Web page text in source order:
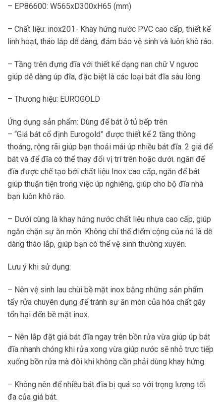
– EP86600: W565xD300xH65 (mm)
– Chất liệu: inox201- Khay hứng nước PVC cao cấp, thiết kế
linh hoạt, tháo lắp dễ dàng, đảm bảo vệ sinh và luôn khô ráo.
– Tầng trên đựng đĩa với thiết kế dạng nan chữ V ngược
giúp dễ dàng úp đĩa, đặc biệt là các loại bát đĩa sâu lòng
– Thương hiệu: EUROGOLD
Ứng dụng sản phẩm: Dùng để bát ở tủ bếp trên
– “Giá bát cố định Eurogold” được thiết kế 2 tầng thông
thoáng, rộng rãi giúp bạn thoải mái úp nhiều bát đĩa. 2 giá để
bát và để đĩa có thể thay đổi vị trí trên hoặc dưới. ngăn để
đĩa được chế tạo bởi chất liệu Inox cao cấp, ngăn để bát
giúp thuận tiện trong việc úp nghiêng, giúp cho bộ đĩa nhà
bạn luôn khô ráo.
– Dưới cùng là khay hứng nước chất liệu nhựa cao cấp, giúp
ngăn chặn sự ăn mòn. Không chỉ thế điểm cộng của nó là dễ
dàng tháo lắp, giúp bạn có thể vệ sinh thường xuyên.
Lưu ý khi sử dụng:
– Nên vệ sinh lau chùi bề mặt inox bằng những sản phẩm
tẩy rửa chuyên dụng để tránh sự ăn mòn của hóa chất gây
tổn hại đến bề mặt inox.
– Nên lắp đặt giá bát đĩa ngay trên bồn rửa vừa giúp úp bát
đĩa nhanh chóng khi rửa xong vừa giúp nước sẽ nhỏ trực tiếp
xuống bồn rửa mà đôi khi không cần phải dùng khay hứng.
– Không nên để nhiều bát đĩa bị quá so với trọng lượng tối
đa của giá bát.